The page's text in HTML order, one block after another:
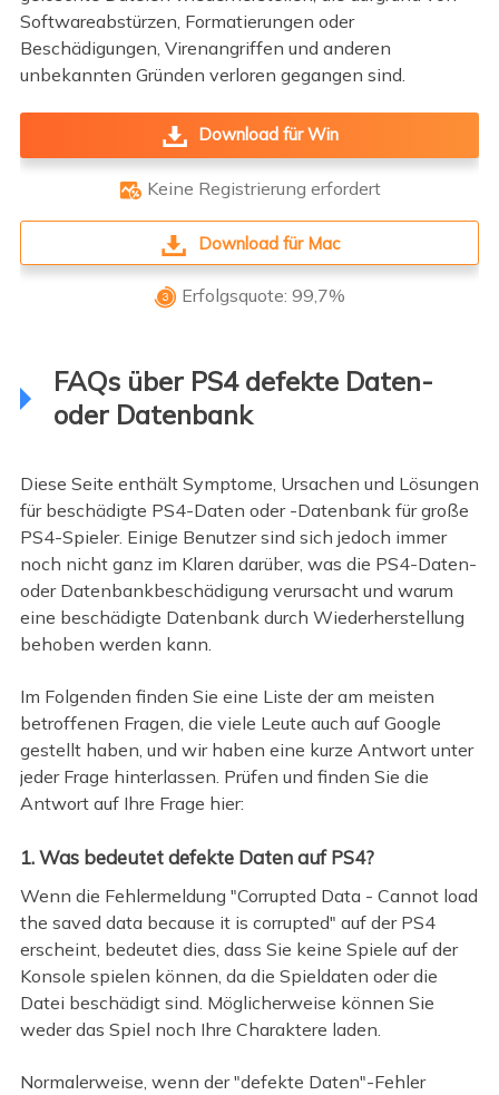
Softwareabstürzen, Formatierungen oder
Beschädigungen, Virenangriffen und anderen
unbekannten Gründen verloren gegangen sind.
Download für Win
 Keine Registrierung erfordert
Download für Mac
 Erfolgsquote: 99,7%
FAQs über PS4 defekte Daten-
oder Datenbank
Diese Seite enthält Symptome, Ursachen und Lösungen
für beschädigte PS4-Daten oder -Datenbank für große
PS4-Spieler. Einige Benutzer sind sich jedoch immer
noch nicht ganz im Klaren darüber, was die PS4-Daten-
oder Datenbankbeschädigung verursacht und warum
eine beschädigte Datenbank durch Wiederherstellung
behoben werden kann.
Im Folgenden finden Sie eine Liste der am meisten
betroffenen Fragen, die viele Leute auch auf Google
gestellt haben, und wir haben eine kurze Antwort unter
jeder Frage hinterlassen. Prüfen und finden Sie die
Antwort auf Ihre Frage hier:
1. Was bedeutet defekte Daten auf PS4?
Wenn die Fehlermeldung "Corrupted Data - Cannot load
the saved data because it is corrupted" auf der PS4
erscheint, bedeutet dies, dass Sie keine Spiele auf der
Konsole spielen können, da die Spieldaten oder die
Datei beschädigt sind. Möglicherweise können Sie
weder das Spiel noch Ihre Charaktere laden.
Normalerweise, wenn der "defekte Daten"-Fehler